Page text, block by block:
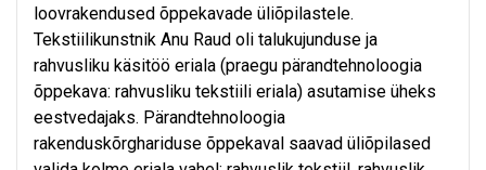
loovrakendused õppekavade üliõpilastele.
Tekstiilikunstnik Anu Raud oli talukujunduse ja
rahvusliku käsitöö eriala (praegu pärandtehnoloogia
õppekava: rahvusliku tekstiili eriala) asutamise üheks
eestvedajaks. Pärandtehnoloogia
rakenduskõrghariduse õppekaval saavad üliõpilased